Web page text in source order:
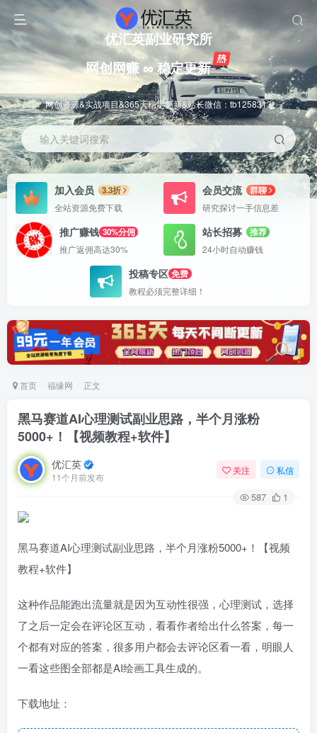
优汇英副业研究所
网创网赚 ∞ 稳定更新
网创资源&实战项目&365天稳定更新&站长微信：tb1258313
输入关键词搜索
加入会员
3.3折
全站资源免费下载
会员交流
群聊
研究探讨一手信息差
推广赚钱 30%分佣
推广返佣高达30%
站长招募
推荐
24小时自动赚钱
投稿专区 免费
教程必须完整详细！
首页 福缘网 正文
黑马赛道AI心理测试副业思路，半个月涨粉
5000+！【视频教程+软件】
优汇英
11个月前发布
关注 私信
587 1
黑马赛道AI心理测试副业思路，半个月涨粉5000+！【视频
教程+软件】
这种作品能跑出流量就是因为互动性很强，心理测试，选择
了之后一定会在评论区互动，看看作者给出什么答案，每一
个都有对应的答案，很多用户都会去评论区看一看，明眼人
一看这些图全部都是AI绘画工具生成的。
下载地址：